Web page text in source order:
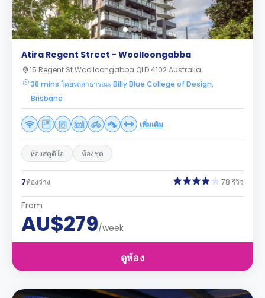
Atira Regent Street - Woolloongabba
15 Regent St Woolloongabba QLD 4102 Australia
38 mins โดยรถสาธารณะ Billy Blue College of Design,
Brisbane
เพิ่มเติม
ห้องสตูดิโอ ห้องชุด
7ห้องว่าง 78 รีวิว
From
AU$279/week
ดูห้อง